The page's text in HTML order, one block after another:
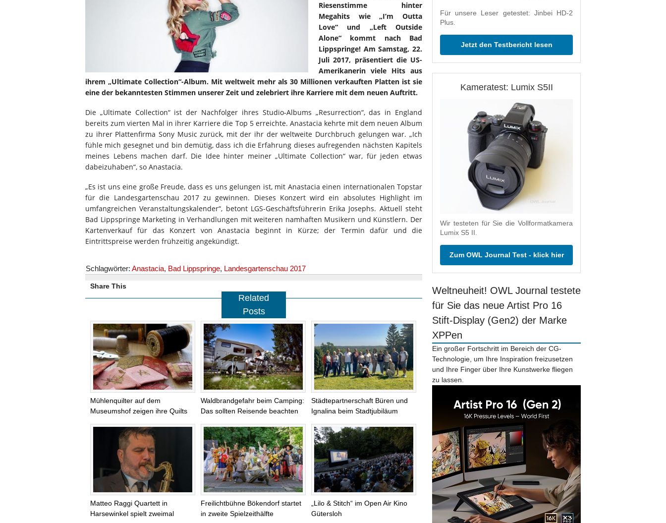
Riesenstimme hinter
Megahits wie „I’m Outta
Love“ und „Left Outside
Alone“ kommt nach Bad
Lippspringe! Am Samstag, 22.
Juli 2017, präsentiert die US-
Amerikanerin viele Hits aus
ihrem „Ultimate Collection“-Album. Mit weltweit mehr als 30 Millionen verkauften Platten ist sie
eine der bekanntesten Stimmen unserer Zeit und zelebriert ihre Karriere mit dem neuen Auftritt.
Die „Ultimate Collection“ ist der Nachfolger ihres Studio-Albums „Resurrection“, das in England
bereits zum vierten Mal in ihrer Karriere die Top 5 erreichte. Anastacia kehrte mit dem neuen Album
zu ihrer Plattenfirma Sony Music zurück, mit der ihr der weltweite Durchbruch gelungen war. „Ich
fühle mich gesegnet und bin demütig, dass ich die Erfahrung dieses aufregenden nächsten Kapitels
meines Lebens machen darf. Die Idee hinter meiner „Ultimate Collection“ war, für jeden etwas
dabeizuhaben“, so Anastacia.
„Es ist uns eine große Freude, dass es uns gelungen ist, mit Anastacia einen internationalen Topstar
für die Landesgartenschau 2017 zu gewinnen. Dieses Konzert wird ein absolutes Highlight im
umfangreichen Veranstaltungskalender“, betont LGS-Geschäftsführerin Erika Josephs. Aktuell steht
Bad Lippspringe Marketing in Verhandlungen mit weiteren namhaften Musikern und Künstlern. Der
Kartenverkauf für das Konzert von Anastacia beginnt in Kürze; der Termin dafür und die
Eintrittspreise werden frühzeitig angekündigt.
Schlagwörter: Anastacia, Bad Lippspringe, Landesgartenschau 2017
Share This
Related
Posts
Mühlenquilter auf dem
Museumshof zeigen ihre Quilts
Waldbrandgefahr beim Camping:
Das sollten Reisende beachten
Städtepartnerschaft Büren und
Ignalina beim Stadtjubiläum
Matteo Raggi Quartett in
Harsewinkel spielt zweimal
Freilichtbühne Bökendorf startet
in zweite Spielzeithälfte
„Lilo & Stitch“ im Open Air Kino
Gütersloh
Für unsere Leser getestet: Jinbei HD-2
Plus.
Jetzt den Testbericht lesen
Kameratest: Lumix S5II
Wir testeten für Sie die Vollformatkamera
Lumix S5 II.
Zum OWL Journal Test - klick hier
Weltneuheit! OWL Journal testete
für Sie das neue Artist Pro 16
Stift-Display (Gen2) der Marke
XPPen
Ein großer Fortschritt im Bereich der CG-
Technologie, um Ihre Inspiration freizusetzen
und Ihre Finger über Ihre Kunstwerke fliegen
zu lassen.